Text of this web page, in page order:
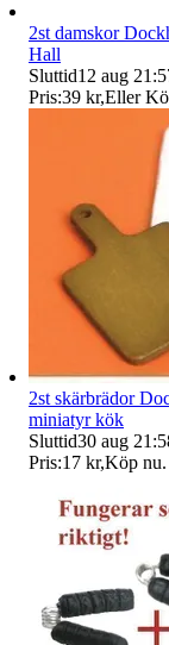
2st damskor
Hall
Sluttid12 aug
Pris:39 kr,Eller
2st skärbrädor
miniatyr kök
Sluttid30 aug
Pris:17 kr,Köp nu.